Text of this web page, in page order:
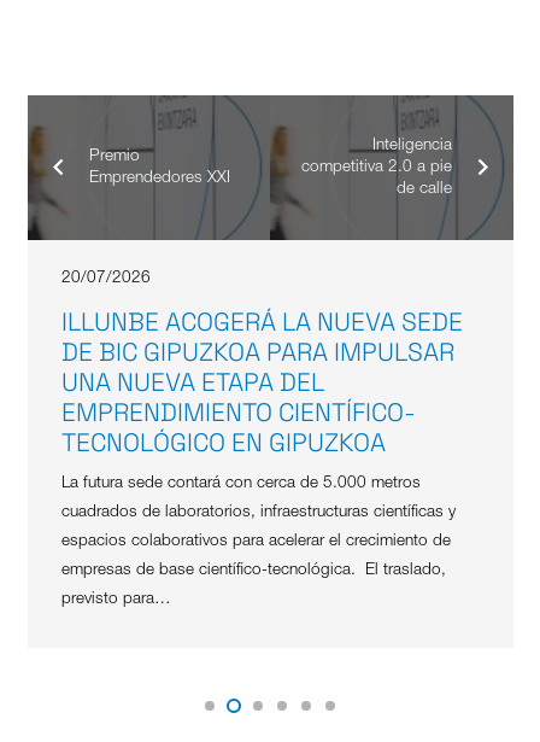
Premio
Emprendedores XXI
Inteligencia
competitiva 2.0 a pie
de calle
20/07/2026
ILLUNBE ACOGERÁ LA NUEVA SEDE
DE BIC GIPUZKOA PARA IMPULSAR
UNA NUEVA ETAPA DEL
EMPRENDIMIENTO CIENTÍFICO-
TECNOLÓGICO EN GIPUZKOA
La futura sede contará con cerca de 5.000 metros
cuadrados de laboratorios, infraestructuras científicas y
espacios colaborativos para acelerar el crecimiento de
empresas de base científico-tecnológica. El traslado,
previsto para…